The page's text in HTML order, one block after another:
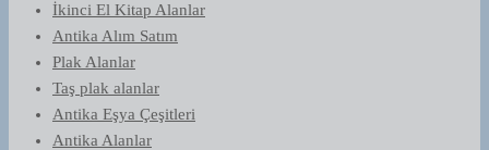
İkinci El Kitap Alanlar
Antika Alım Satım
Plak Alanlar
Taş plak alanlar
Antika Eşya Çeşitleri
Antika Alanlar